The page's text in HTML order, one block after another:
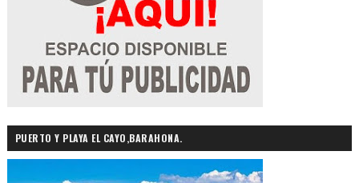
PUERTO Y PLAYA EL CAYO,BARAHONA.